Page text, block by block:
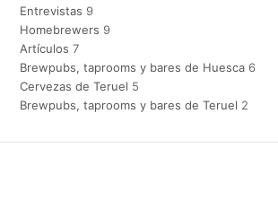
Entrevistas 9
Homebrewers 9
Artículos 7
Brewpubs, taprooms y bares de Huesca 6
Cervezas de Teruel 5
Brewpubs, taprooms y bares de Teruel 2